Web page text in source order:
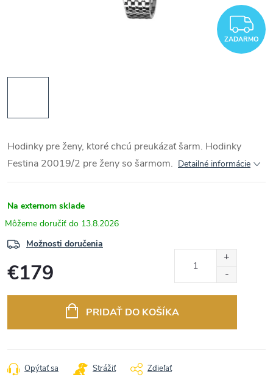
ZADARMO
Hodinky pre ženy, ktoré chcú preukázať šarm. Hodinky
Festina 20019/2 pre ženy so šarmom. Detailné informácie
Na externom sklade
13.8.2026
Možnosti doručenia
€179
PRIDAŤ DO KOŠÍKA
Opýtať sa Strážiť Zdieľať